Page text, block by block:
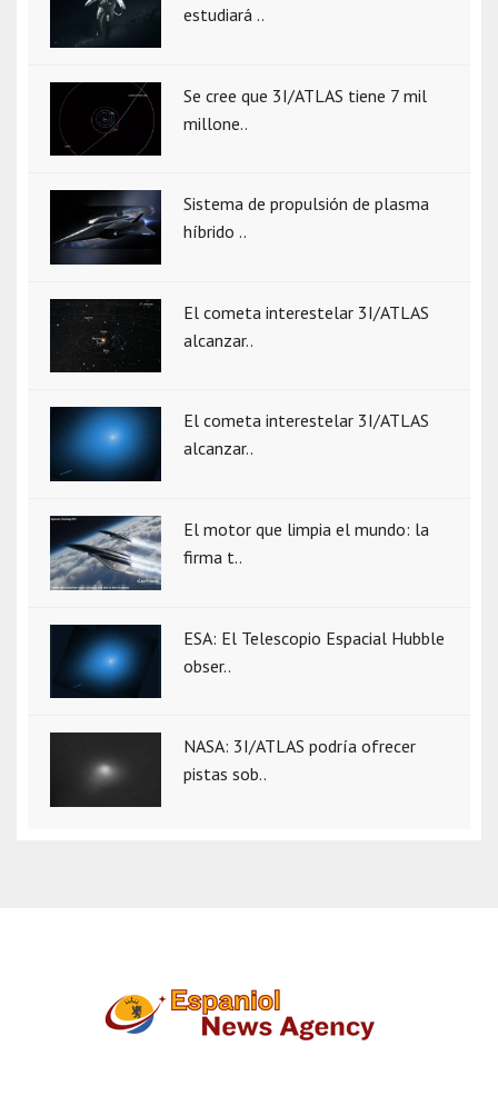
estudiará ..
Se cree que 3I/ATLAS tiene 7 mil
millone..
Sistema de propulsión de plasma
híbrido ..
El cometa interestelar 3I/ATLAS
alcanzar..
El cometa interestelar 3I/ATLAS
alcanzar..
El motor que limpia el mundo: la
firma t..
ESA: El Telescopio Espacial Hubble
obser..
NASA: 3I/ATLAS podría ofrecer
pistas sob..